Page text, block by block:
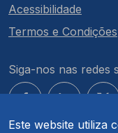
Este website utiliza
Acessibilidade
Termos e Condições
Siga-nos nas redes